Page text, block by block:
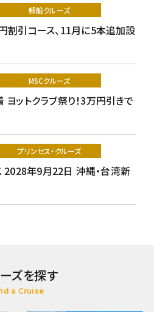
郵船クルーズ
引コース、11月に5本追加設
MSCクルーズ
ットクラブ祭り！3万円引きで
プリンセス・クルーズ
2028年9月22日 沖縄・台湾新
ズを探す
a Cruise